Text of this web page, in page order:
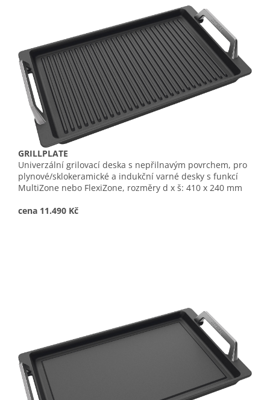
GRILLPLATE
Univerzální grilovací deska s nepřilnavým povrchem, pro
plynové/sklokeramické a indukční varné desky s funkcí
MultiZone nebo FlexiZone, rozměry d x š: 410 x 240 mm
cena 11.490 Kč